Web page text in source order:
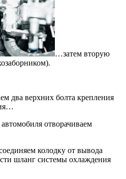
…затем вторую
два верхних болта крепления
отворачиваем
колодку от вывода
шланг системы охлаждения